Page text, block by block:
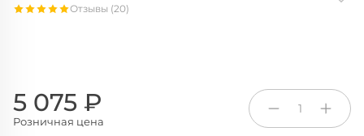
Отзывы (20)
5 075 ₽
Розничная цена
1